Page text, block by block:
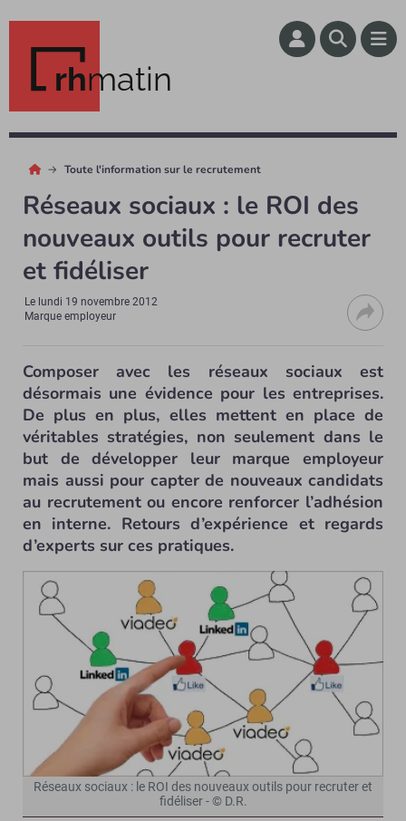
rhmatin
Toute l'information sur le recrutement
Réseaux sociaux : le ROI des
nouveaux outils pour recruter
et fidéliser
Le lundi 19 novembre 2012
Marque employeur
Composer avec les réseaux sociaux est
désormais une évidence pour les entreprises.
De plus en plus, elles mettent en place de
véritables stratégies, non seulement dans le
but de développer leur marque employeur
mais aussi pour capter de nouveaux candidats
au recrutement ou encore renforcer l’adhésion
en interne. Retours d’expérience et regards
d’experts sur ces pratiques.
Réseaux sociaux : le ROI des nouveaux outils pour recruter et
fidéliser - © D.R.